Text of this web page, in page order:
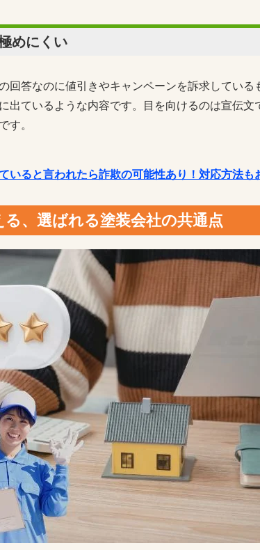
めにくい
回答なのに値引きやキャンペーンを訴求している
出ているような内容です。目を向けるのは宣伝文
す。
いると言われたら詐欺の可能性あり！対応方法も
、選ばれる塗装会社の共通点